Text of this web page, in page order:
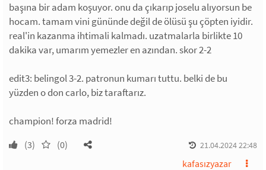
başına bir adam koşuyor. onu da çıkarıp joselu alıyorsun be
hocam. tamam vini gününde değil de ölüsü şu çöpten iyidir.
real'in kazanma ihtimali kalmadı. uzatmalarla birlikte 10
dakika var, umarım yemezler en azından. skor 2-2
edit3: belingol 3-2. patronun kumarı tuttu. belki de bu
yüzden o don carlo, biz taraftarız.
champion! forza madrid!
(3) (0) 21.04.2024 22:48
kafasızyazar